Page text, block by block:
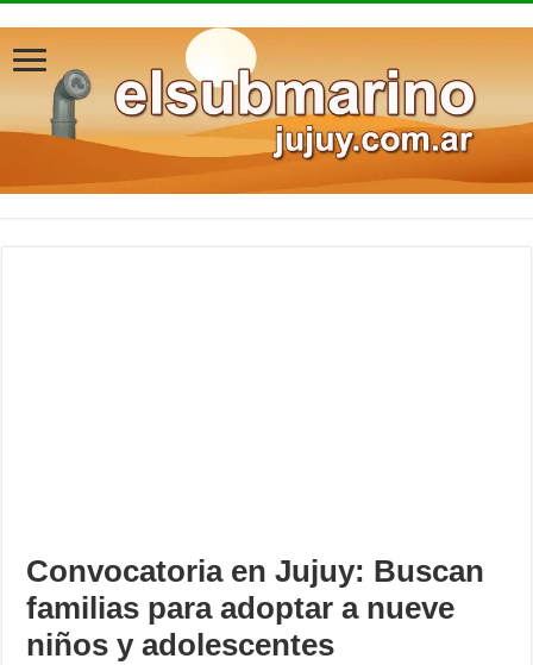
Convocatoria en Jujuy: Buscan
familias para adoptar a nueve
niños y adolescentes